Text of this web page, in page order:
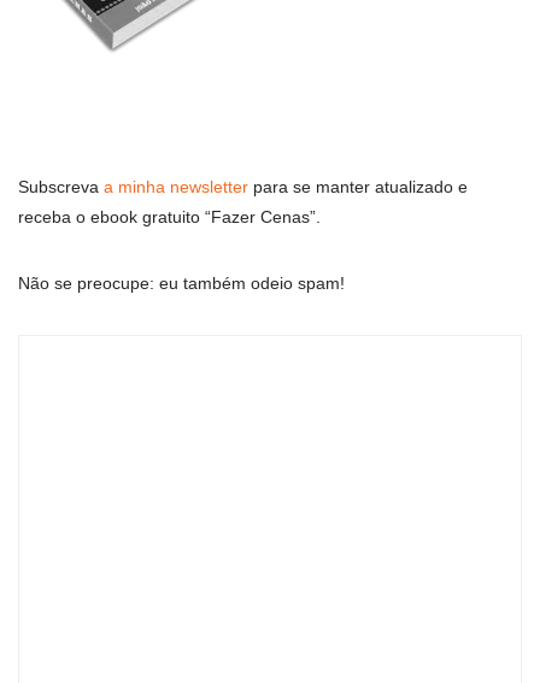
Subscreva a minha newsletter para se manter atualizado e
receba o ebook gratuito “Fazer Cenas”.
Não se preocupe: eu também odeio spam!